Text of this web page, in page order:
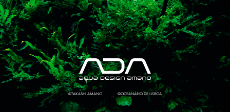
©TAKASHI AMANO ©OCEANÁRIO DE LISBOA